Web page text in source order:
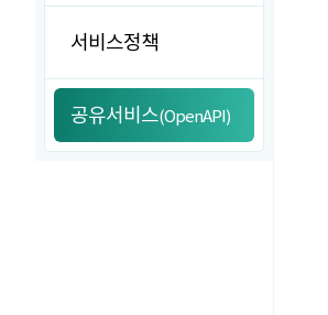
서비스정책
공유서비스(OpenAPI)